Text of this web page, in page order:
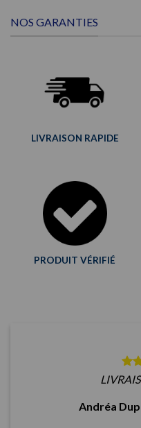
NOS GARANTIES
LIVRAISON RAPIDE
PRODUIT VÉRIFIÉ
Andréa